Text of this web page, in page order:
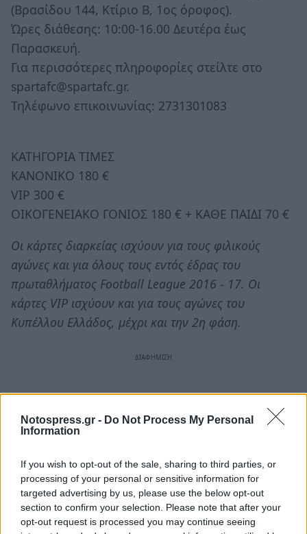
Notospress.gr - Do Not Process My Personal
Information
If you wish to opt-out of the sale, sharing to third parties, or
processing of your personal or sensitive information for
targeted advertising by us, please use the below opt-out
section to confirm your selection. Please note that after your
opt-out request is processed you may continue seeing
(Βρασίδου 144, Κτίριο Β, 1ος όροφος).
Ώρες διάθεσης: 10:00-16.00 Δευτέρα έως
Παρασκευή.
Για περισσότερες πληροφορίες στείλτε στο
spartafc@spartafc.gr.
Τηλέφωνο επικοινωνίας: 2731301083
ΚΑΤΗΓΟΡΙΑ ΤΙΜΕΣ
ΚΑΝΟΝΙΚΟ 180 €
VIP 300 €
ΟΙΚΟΓΕΝΕΙΑΚΟ ΓΟΝΙΟΣ 180 € + ΚΑΘΕ ΠΑΙΔΙ 70 €
Οι κάρτες διαρκείας ισχύουν για τους φιλικούς
αγώνες και για όλους τους εντός έδρας του
πρωταθλήματος Football League 2016 - 17. Οι
κάρτες VIP ισχύουν και για τους αγώνες του
Κυπέλλου Ελλάδος, μέχρι και την 2η φάση.